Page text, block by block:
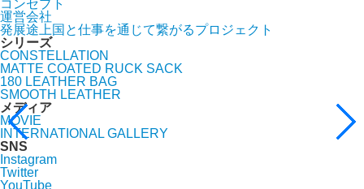
コンセプト
運営会社
発展途上国と仕事を通じて繋がるプロジェクト
シリーズ
CONSTELLATION
MATTE COATED RUCK SACK
180 LEATHER BAG
SMOOTH LEATHER
メディア
MOVIE
INTERNATIONAL GALLERY
SNS
Instagram
Twitter
YouTube